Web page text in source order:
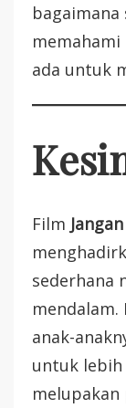
ada untuk
Film
sederhana
anak-
untuk lebih